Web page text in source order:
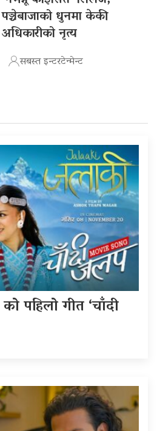
पञ्चेबाजाको धुनमा केकी
अधिकारीको नृत्य
सबस्त इन्टरटेन्मेन्ट
को पहिलो गीत ‘चाँदी